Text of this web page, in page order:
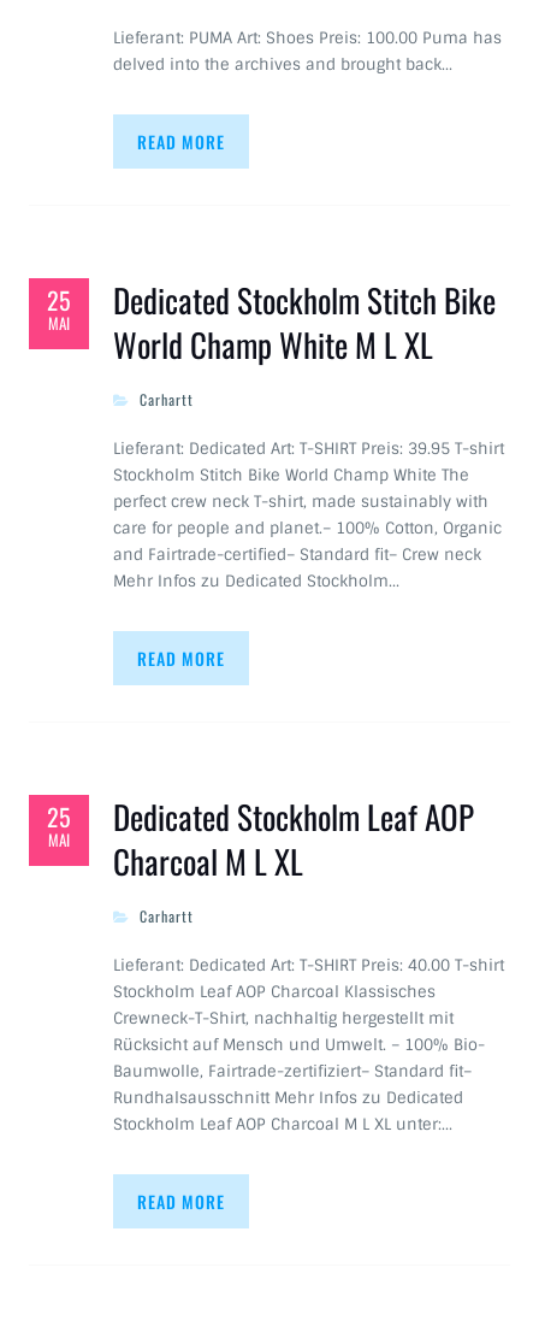
Lieferant: PUMA Art: Shoes Preis: 100.00 Puma has
delved into the archives and brought back…
READ MORE
25
MAI
Dedicated Stockholm Stitch Bike
World Champ White M L XL
Carhartt
Lieferant: Dedicated Art: T-SHIRT Preis: 39.95 T-shirt
Stockholm Stitch Bike World Champ White The
perfect crew neck T-shirt, made sustainably with
care for people and planet.– 100% Cotton, Organic
and Fairtrade-certified– Standard fit– Crew neck
Mehr Infos zu Dedicated Stockholm…
READ MORE
25
MAI
Dedicated Stockholm Leaf AOP
Charcoal M L XL
Carhartt
Lieferant: Dedicated Art: T-SHIRT Preis: 40.00 T-shirt
Stockholm Leaf AOP Charcoal Klassisches
Crewneck-T-Shirt, nachhaltig hergestellt mit
Rücksicht auf Mensch und Umwelt. – 100% Bio-
Baumwolle, Fairtrade-zertifiziert– Standard fit–
Rundhalsausschnitt Mehr Infos zu Dedicated
Stockholm Leaf AOP Charcoal M L XL unter:…
READ MORE